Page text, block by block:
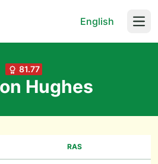
English
81.77
Hughes
RAS